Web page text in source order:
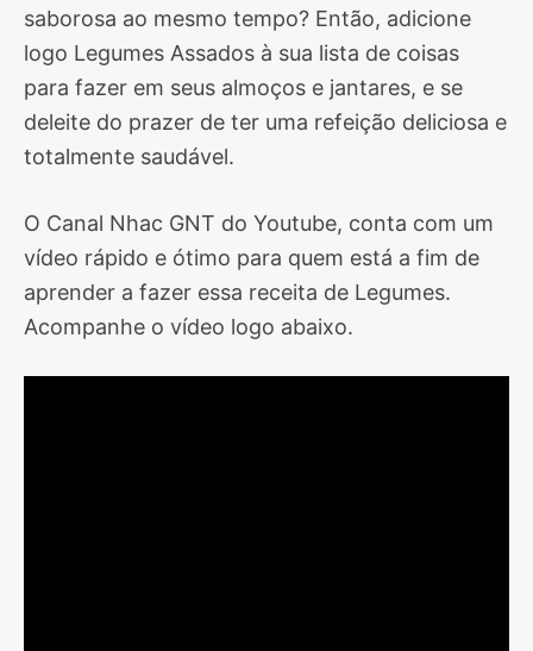
saborosa ao mesmo tempo? Então, adicione
logo Legumes Assados à sua lista de coisas
para fazer em seus almoços e jantares, e se
deleite do prazer de ter uma refeição deliciosa e
totalmente saudável.
O Canal Nhac GNT do Youtube, conta com um
vídeo rápido e ótimo para quem está a fim de
aprender a fazer essa receita de Legumes.
Acompanhe o vídeo logo abaixo.